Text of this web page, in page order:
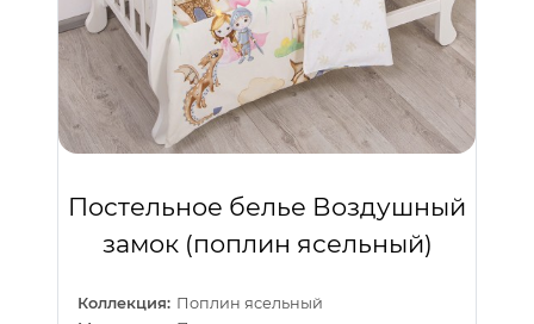
Постельное белье Воздушный
замок (поплин ясельный)
Коллекция: Поплин ясельный